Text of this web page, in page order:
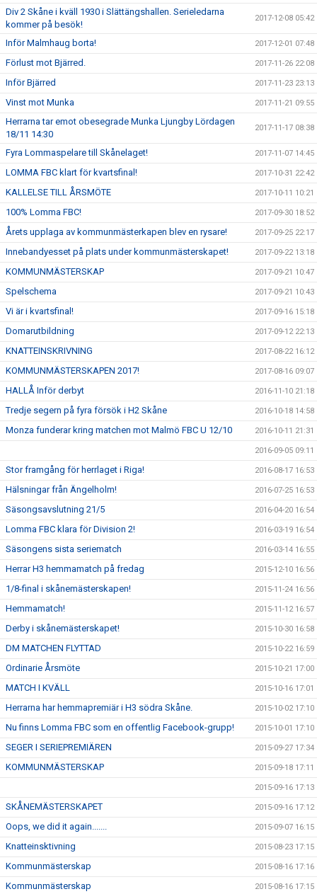
Div 2 Skåne i kväll 1930 i Slättängshallen. Serieledarna
kommer på besök!
2017-12-08 05:42
Inför Malmhaug borta! 2017-12-01 07:48
Förlust mot Bjärred. 2017-11-26 22:08
Inför Bjärred 2017-11-23 23:13
Vinst mot Munka 2017-11-21 09:55
Herrarna tar emot obesegrade Munka Ljungby Lördagen
18/11 14:30
2017-11-17 08:38
Fyra Lommaspelare till Skånelaget! 2017-11-07 14:45
LOMMA FBC klart för kvartsfinal! 2017-10-31 22:42
KALLELSE TILL ÅRSMÖTE 2017-10-11 10:21
100% Lomma FBC! 2017-09-30 18:52
Årets upplaga av kommunmästerkapen blev en rysare! 2017-09-25 22:17
Innebandyesset på plats under kommunmästerskapet! 2017-09-22 13:18
KOMMUNMÄSTERSKAP 2017-09-21 10:47
Spelschema 2017-09-21 10:43
Vi är i kvartsfinal! 2017-09-16 15:18
Domarutbildning 2017-09-12 22:13
KNATTEINSKRIVNING 2017-08-22 16:12
KOMMUNMÄSTERSKAPEN 2017! 2017-08-16 09:07
HALLÅ Inför derbyt 2016-11-10 21:18
Tredje segern på fyra försök i H2 Skåne 2016-10-18 14:58
Monza funderar kring matchen mot Malmö FBC U 12/10 2016-10-11 21:31
2016-09-05 09:11
Stor framgång för herrlaget i Riga! 2016-08-17 16:53
Hälsningar från Ängelholm! 2016-07-25 16:53
Säsongsavslutning 21/5 2016-04-20 16:54
Lomma FBC klara för Division 2! 2016-03-19 16:54
Säsongens sista seriematch 2016-03-14 16:55
Herrar H3 hemmamatch på fredag 2015-12-10 16:56
1/8-final i skånemästerskapen! 2015-11-24 16:56
Hemmamatch! 2015-11-12 16:57
Derby i skånemästerskapet! 2015-10-30 16:58
DM MATCHEN FLYTTAD 2015-10-22 16:59
Ordinarie Årsmöte 2015-10-21 17:00
MATCH I KVÄLL 2015-10-16 17:01
Herrarna har hemmapremiär i H3 södra Skåne. 2015-10-02 17:10
Nu finns Lomma FBC som en offentlig Facebook-grupp! 2015-10-01 17:10
SEGER I SERIEPREMIÄREN 2015-09-27 17:34
KOMMUNMÄSTERSKAP 2015-09-18 17:11
2015-09-16 17:13
SKÅNEMÄSTERSKAPET 2015-09-16 17:12
Oops, we did it again....... 2015-09-07 16:15
Knatteinsktivning 2015-08-23 17:15
Kommunmästerskap 2015-08-16 17:16
Kommunmästerskap 2015-08-16 17:15